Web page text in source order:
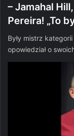
– Jamahal
Pereira! „To
Były mistrz
opowiedział o